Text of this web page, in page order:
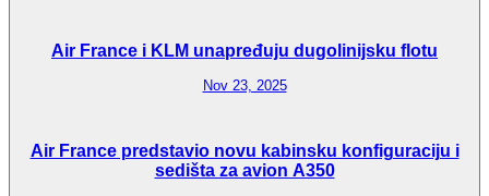
Air France i KLM unapređuju dugolinijsku flotu
Nov 23, 2025
Air France predstavio novu kabinsku konfiguraciju i
sedišta za avion A350